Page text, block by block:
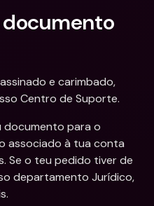
e carimbado,
Centro de Suporte.
documento para o
associado à tua conta
Se o teu pedido tiver de
departamento Jurídico,